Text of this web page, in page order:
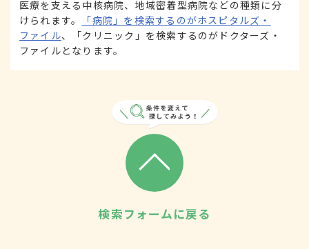
医療を支える中核病院、地域密着型病院などの種類に分
けられます。
「病院」を検索するのがホスピタルズ・
ファイル、「クリニック」を検索するのがドクターズ・
ファイルとなります。
検索フォームに戻る